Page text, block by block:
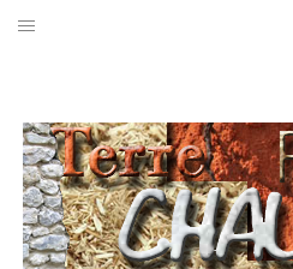
Aller
PARTICIPATIFS
CHANTIERS RÉALISÉS